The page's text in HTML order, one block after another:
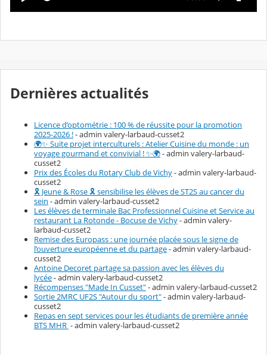
u
e
c
e
m
é
l
Dernières actualités
Licence d’optométrie : 100 % de réussite pour la promotion
2025-2026 !- admin valery-larbaud-cusset2
🌍✨ Suite projet interculturels : Atelier Cuisine du monde : un
voyage gourmand et convivial ! ✨🌍- admin valery-larbaud-
cusset2
Prix des Écoles du Rotary Club de Vichy- admin valery-larbaud-
cusset2
🎗️ Jeune & Rose 🎗️ sensibilise les élèves de ST2S au cancer du
sein - admin valery-larbaud-cusset2
Les élèves de terminale Bac Professionnel Cuisine et Service au
restaurant La Rotonde - Bocuse de Vichy- admin valery-
larbaud-cusset2
Remise des Europass : une journée placée sous le signe de
l’ouverture européenne et du partage- admin valery-larbaud-
cusset2
Antoine Decoret partage sa passion avec les élèves du
lycée- admin valery-larbaud-cusset2
Récompenses "Made In Cusset"- admin valery-larbaud-cusset2
Sortie 2MRC UF2S "Autour du sport"- admin valery-larbaud-
cusset2
Repas en sept services pour les étudiants de première année
BTS MHR - admin valery-larbaud-cusset2